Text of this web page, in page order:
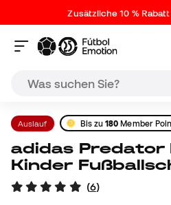
Zusätzliche 10 %
Auslauf Bis zu180 Member
adidas Predator Elite FG für
Kinder
(6)